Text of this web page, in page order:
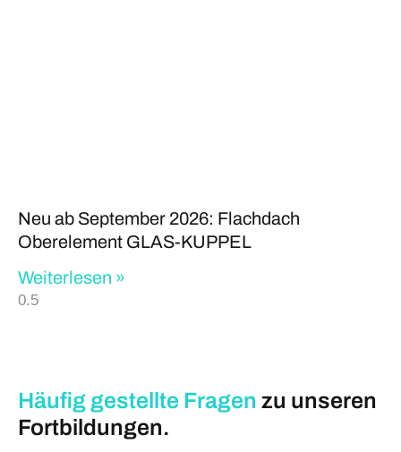
Neu ab September 2026: Flachdach
Oberelement GLAS-KUPPEL
Weiterlesen »
Häufig gestellte Fragen zu unseren
Fortbildungen.